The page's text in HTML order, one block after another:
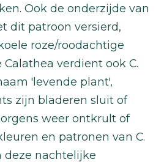
Ook de onderzijde van
dit patroon versierd,
roze/roodachtige
Calathea verdient ook C.
'levende plant',
zijn bladeren sluit of
weer ontkrult of
en patronen van C.
deze nachtelijke